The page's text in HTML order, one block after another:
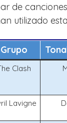
de
utilizado
Grupo
Clash
Lavigne